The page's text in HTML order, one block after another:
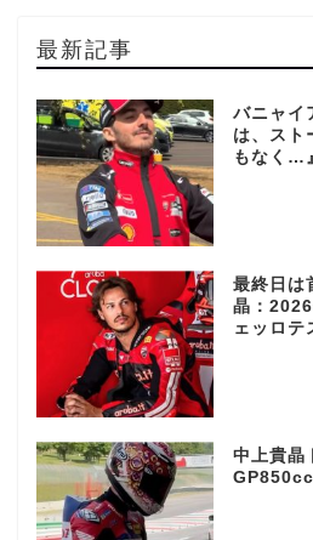
最新記事
バニャイ
は、スト
もなく…
最終日は
晶：
ェッロテ
中上貴晶
GP850cc